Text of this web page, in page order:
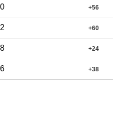
+56
+60
+24
+38